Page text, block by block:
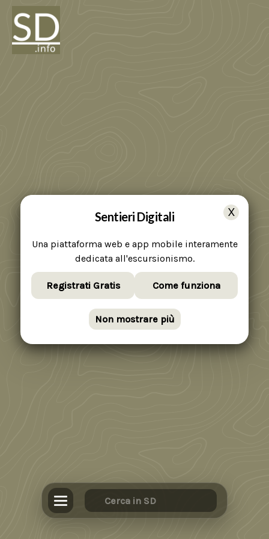
Sentieri Digitali
Una piattaforma web e app mobile interamente
dedicata all'escursionismo.
Registrati Gratis Come funziona
Non mostrare più